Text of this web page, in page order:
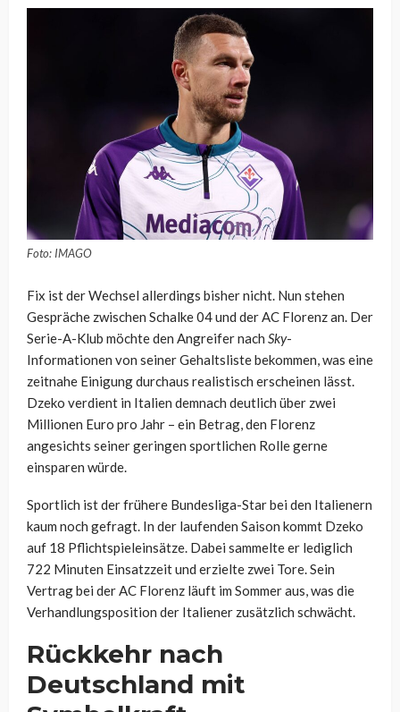
Foto: IMAGO
Fix ist der Wechsel allerdings bisher nicht. Nun stehen
Gespräche zwischen Schalke 04 und der AC Florenz an. Der
Serie-A-Klub möchte den Angreifer nach Sky-
Informationen von seiner Gehaltsliste bekommen, was eine
zeitnahe Einigung durchaus realistisch erscheinen lässt.
Dzeko verdient in Italien demnach deutlich über zwei
Millionen Euro pro Jahr – ein Betrag, den Florenz
angesichts seiner geringen sportlichen Rolle gerne
einsparen würde.
Sportlich ist der frühere Bundesliga-Star bei den Italienern
kaum noch gefragt. In der laufenden Saison kommt Dzeko
auf 18 Pflichtspieleinsätze. Dabei sammelte er lediglich
722 Minuten Einsatzzeit und erzielte zwei Tore. Sein
Vertrag bei der AC Florenz läuft im Sommer aus, was die
Verhandlungsposition der Italiener zusätzlich schwächt.
Rückkehr nach
Deutschland mit